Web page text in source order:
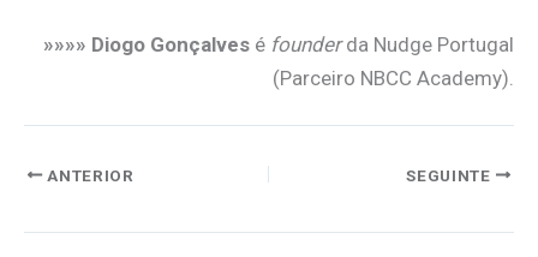
»»»» Diogo Gonçalves é founderda Nudge Portugal
(Parceiro NBCC Academy).
ANTERIOR SEGUINTE